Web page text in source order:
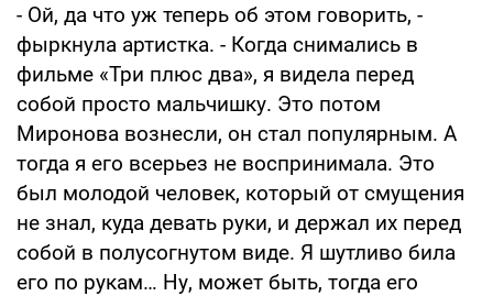
- Ой, да что уж теперь об этом говорить, -
фыркнула артистка. - Когда снимались в
фильме «Три плюс два», я видела перед
собой просто мальчишку. Это потом
Миронова вознесли, он стал популярным. А
тогда я его всерьез не воспринимала. Это
был молодой человек, который от смущения
не знал, куда девать руки, и держал их перед
собой в полусогнутом виде. Я шутливо била
его по рукам… Ну, может быть, тогда его